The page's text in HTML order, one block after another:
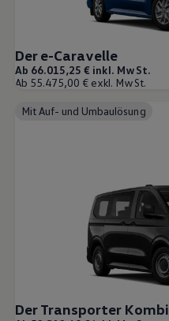
Der e-Caravelle
Ab 66.015,25 € inkl. MwSt.
Ab 55.475,00 € exkl. MwSt.
Mit Auf- und Umbaulösung
Der Transporter Kombi